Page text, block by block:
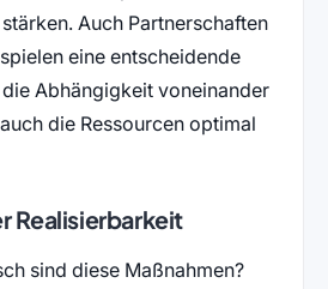
Auch Partnerschaften
eine entscheidende
Abhängigkeit voneinander
die Ressourcen optimal
Realisierbarkeit
sind diese Maßnahmen?